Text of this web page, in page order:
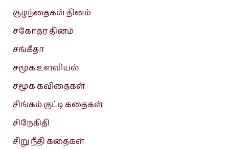
குழந்தைகள் தினம்
சகோதர தினம்
சங்கீதா
சமூக உளவியல்
சமூக கவிதைகள்
சிங்கம் குட்டி கதைகள்
சிநேகிதி
சிறு நீதி கதைகள்